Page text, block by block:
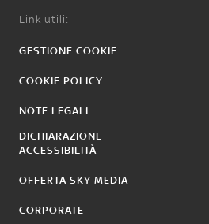
Link utili:
GESTIONE COOKIE
COOKIE POLICY
NOTE LEGALI
DICHIARAZIONE
ACCESSIBILITÀ
OFFERTA SKY MEDIA
CORPORATE